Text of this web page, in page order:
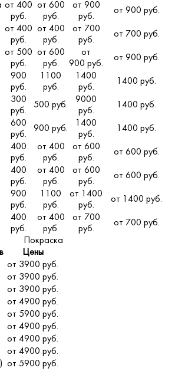
от 400
руб.
от 600
руб.
от 900
руб.
от 900 руб.
от 400
руб.
от 400
руб.
от 700
руб.
от 700 руб.
от 500
руб.
от 600
руб.
от
900 руб.
от 900 руб.
900
руб.
1100
руб.
1400
руб.
1400 руб.
300
руб.
500 руб.
9000
руб.
1400 руб.
600
руб.
900 руб.
1400
руб.
1400 руб.
400
руб.
от 400
руб.
от 600
руб.
от 600 руб.
400
руб.
от 400
руб.
от 600
руб.
от 600 руб.
900
руб.
1100
руб.
от 1400
руб.
от 1400 руб.
400
руб.
от 400
руб.
от 700
руб.
от 700 руб.
Покраска
Цены
от 3900 руб.
от 3900 руб.
от 3900 руб.
от 4900 руб.
от 5900 руб.
от 4900 руб.
от 4900 руб.
от 4900 руб.
от 5900 руб.